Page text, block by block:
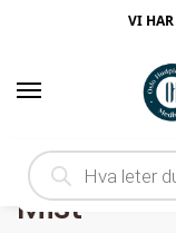
VI
Hjem
Mist